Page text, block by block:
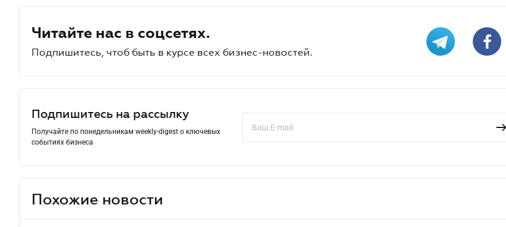
Читайте нас в соцсетях.
Подпишитесь, чтоб быть в курсе всех бизнес-новостей.
Подпишитесь на рассылку
Получайте по понедельникам weekly-digest о ключевых
событиях бизнеса
Похожие новости